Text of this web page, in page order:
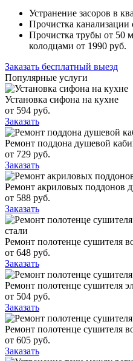
Устранение засоров в
Прочистка канализации
Прочистка трубы от 50
колодцами от 1990 руб.
Заказать бесплатный выезд
Популярные услуги
Установка сифона на кухне
от 594 руб.
Заказать
Ремонт поддона душевой
от 729 руб.
Заказать
Ремонт акриловых поддонов
от 588 руб.
Заказать
Ремонт полотенце сушителя
от 648 руб.
Заказать
Ремонт полотенце сушителя
от 504 руб.
Заказать
Ремонт полотенце сушителя
от 605 руб.
Заказать